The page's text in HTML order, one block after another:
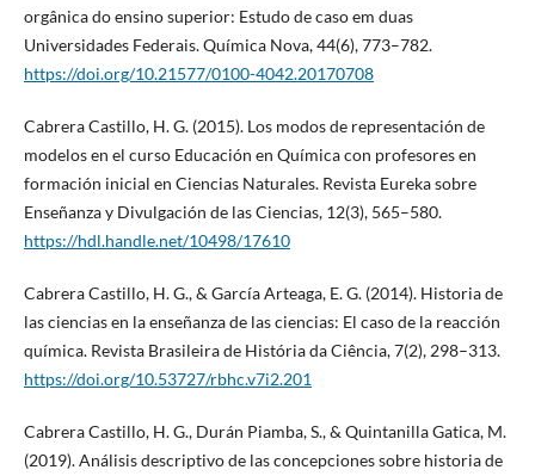
orgânica do ensino superior: Estudo de caso em duas
Universidades Federais. Química Nova, 44(6), 773–782.
https://doi.org/10.21577/0100-4042.20170708
Cabrera Castillo, H. G. (2015). Los modos de representación de
modelos en el curso Educación en Química con profesores en
formación inicial en Ciencias Naturales. Revista Eureka sobre
Enseñanza y Divulgación de las Ciencias, 12(3), 565–580.
https://hdl.handle.net/10498/17610
Cabrera Castillo, H. G., & García Arteaga, E. G. (2014). Historia de
las ciencias en la enseñanza de las ciencias: El caso de la reacción
química. Revista Brasileira de História da Ciência, 7(2), 298–313.
https://doi.org/10.53727/rbhc.v7i2.201
Cabrera Castillo, H. G., Durán Piamba, S., & Quintanilla Gatica, M.
(2019). Análisis descriptivo de las concepciones sobre historia de